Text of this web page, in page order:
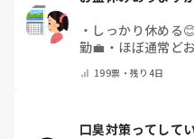
・ しっかり休める
勤💼 ・ ほぼ通常ど
199票・残り4日
口臭対策ってして